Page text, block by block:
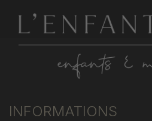
INFORMATIONS